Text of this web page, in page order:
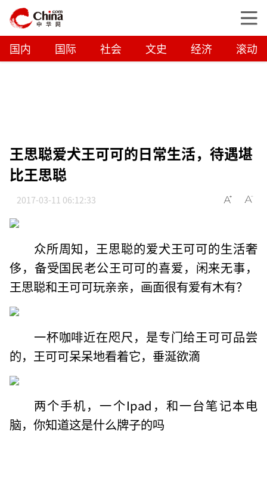
国内 国际 社会 文史 经济 滚动
王思聪爱犬王可可的日常生活，待遇堪
比王思聪
2017-03-11 06:12:33
众所周知，王思聪的爱犬王可可的生活奢
侈，备受国民老公王可可的喜爱，闲来无事，
王思聪和王可可玩亲亲，画面很有爱有木有？
一杯咖啡近在咫尺，是专门给王可可品尝
的，王可可呆呆地看着它，垂涎欲滴
两个手机，一个Ipad，和一台笔记本电
脑，你知道这是什么牌子的吗